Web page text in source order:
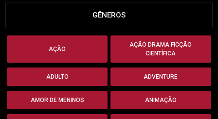
GÊNEROS
AÇÃO
AÇÃO DRAMA FICÇÃO
CIENTÍFICA
ADULTO ADVENTURE
AMOR DE MENINOS ANIMAÇÃO